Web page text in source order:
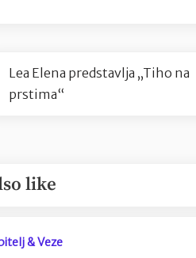
Next
Post:
Lea Elena predstavlja „Tiho na
prstima“
like
& Veze